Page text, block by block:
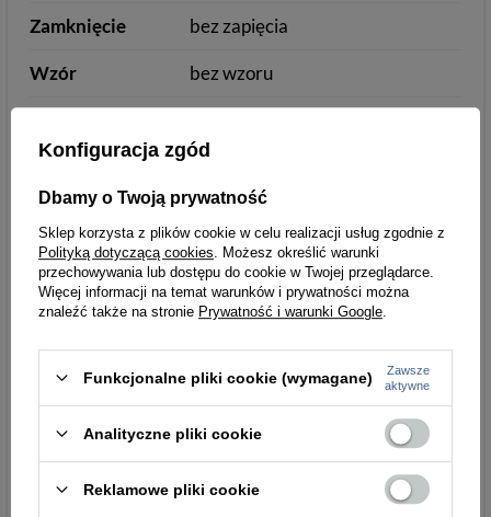
Zamknięcie bez zapięcia
Wzór bez wzoru
na karty
Kolor okuć złoty złoty
Ochrona RFID tak
Pudełko tak tak
Dowód
rejestracyjny
mieści
Konfiguracja zgód
Dbamy o Twoją prywatność
Sklep korzysta z plików cookie w celu realizacji usług zgodnie z
Polityką dotyczącą cookies . Możesz określić warunki
przechowywania lub dostępu do cookie w Twojej przeglądarce.
Więcej informacji na temat warunków i prywatności można
znaleźć także na stronie Prywatność i warunki Google
Funkcjonalne pliki cookie (wymagane)
Zawsze
aktywne
Analityczne pliki cookie
Reklamowe pliki cookie